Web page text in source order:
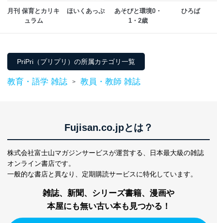
個人情報の取扱いについて
護管理者の責任のもと、個人情報を取得・アクセス・利
用・提供・管理いたします。
東京都渋谷区南平台町16-11
２．利用目的
当社が取り扱う開示対象個人情報の利用目的は次のとお
りです。
購入商品の配送のため
商品代金回収のため
ｅメール等による商品、サービ
ス、キャンペーン等の広告の案内
月刊 保育とカリキ
ュラム
ほいくあっぷ
あそびと環境0・
1・2歳
ひろば
PriPri（プリプリ）の所属カテゴリ一覧
教育・語学 雑誌 > 教員・教師 雑誌
Fujisan.co.jpとは？
株式会社富士山マガジンサービスが運営する、
日本最大級の雑誌
オンライン書店です。
一般的な書店と異なり、 定期購読サービスに特化しています。
雑誌、新聞、シリーズ書籍、漫画や
本屋にも無い古い本も見つかる！